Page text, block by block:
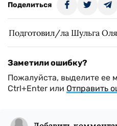
Поделиться
Подготовил/ла Шульга Оля
Заметили ошибку?
Пожалуйста, выделите ее
Ctrl+Enter или Отправить